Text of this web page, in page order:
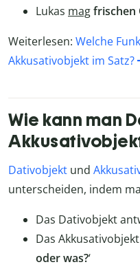
Lukas magfrischen
Weiterlesen: Welche
Akkusativobjekt im Satz?
Wie kann man
Dativobjekt und
unterscheiden, indem
Das Dativobjekt
Das
oder was?‘